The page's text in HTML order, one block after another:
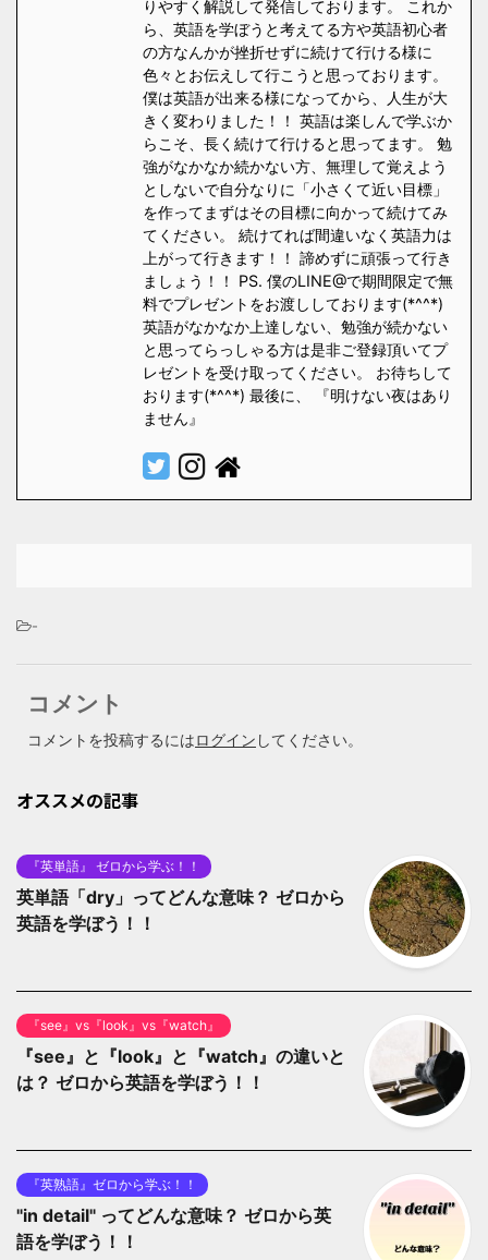
りやすく解説して発信しております。 これか
ら、英語を学ぼうと考えてる方や英語初心者
の方なんかが挫折せずに続けて行ける様に
色々とお伝えして行こうと思っております。
僕は英語が出来る様になってから、人生が大
きく変わりました！！ 英語は楽しんで学ぶか
らこそ、長く続けて行けると思ってます。 勉
強がなかなか続かない方、無理して覚えよう
としないで自分なりに「小さくて近い目標」
を作ってまずはその目標に向かって続けてみ
てください。 続けてれば間違いなく英語力は
上がって行きます！！ 諦めずに頑張って行き
ましょう！！ PS. 僕のLINE@で期間限定で無
料でプレゼントをお渡ししております(*^^*)
英語がなかなか上達しない、勉強が続かない
と思ってらっしゃる方は是非ご登録頂いてプ
レゼントを受け取ってください。 お待ちして
おります(*^^*) 最後に、 『明けない夜はあり
ません』
-
コメント
コメントを投稿するにはログイン してください。
オススメの記事
『英単語』 ゼロから学ぶ！！
英単語「dry」ってどんな意味？ ゼロから
英語を学ぼう！！
『see』vs『look』vs『watch』
『see』と『look』と『watch』の違いと
は？ ゼロから英語を学ぼう！！
『英熟語』ゼロから学ぶ！！
"in detail" ってどんな意味？ ゼロから英
語を学ぼう！！